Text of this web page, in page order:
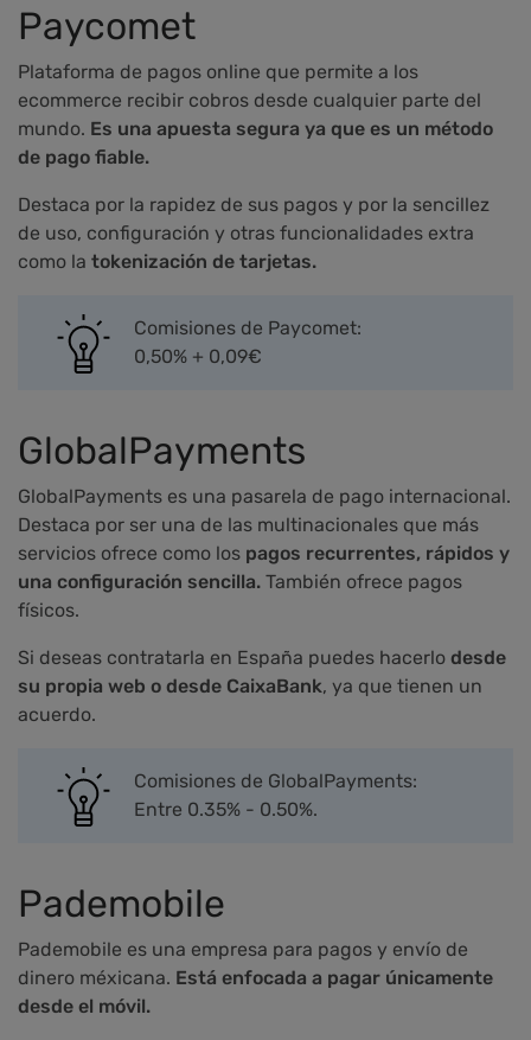
Paycomet
Plataforma de pagos online que permite a los
ecommerce recibir cobros desde cualquier parte del
mundo. Es una apuesta segura ya que es un método
de pago fiable.
Destaca por la rapidez de sus pagos y por la sencillez
de uso, configuración y otras funcionalidades extra
como la tokenización de tarjetas.
Comisiones de Paycomet:
0,50% + 0,09€
GlobalPayments
GlobalPayments es una pasarela de pago internacional.
Destaca por ser una de las multinacionales que más
servicios ofrece como los pagos recurrentes, rápidos y
una configuración sencilla. También ofrece pagos
físicos.
Si deseas contratarla en España puedes hacerlo desde
su propia web o desde CaixaBank, ya que tienen un
acuerdo.
Comisiones de GlobalPayments:
Entre 0.35% - 0.50%.
Pademobile
Pademobile es una empresa para pagos y envío de
dinero méxicana. Está enfocada a pagar únicamente
desde el móvil.